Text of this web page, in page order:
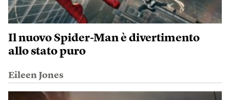
Il nuovo Spider-Man è divertimento
allo stato puro
Eileen Jones